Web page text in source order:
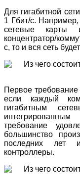
Для гигабитной
1 Гбит/с.
сетевые карты
концентратор/
с, то и вся сеть
Первое
если каждый
гигабитным
требование
большинство
последних лет
контроллеры.